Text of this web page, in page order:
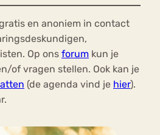
en anoniem in contact
Op ons forum kun je
of vragen stellen. Ook kan je
(de agenda vind je hier).